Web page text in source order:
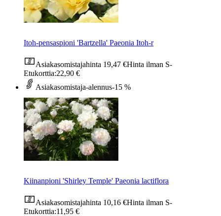
Itoh-pensaspioni 'Bartzella' Paeonia Itoh-r
Asiakasomistajahinta 19,47 €Hinta ilman S-
Etukorttia:22,90 €
Asiakasomistaja-alennus-15 %
Kiinanpioni 'Shirley Temple' Paeonia lactiflora
Asiakasomistajahinta 10,16 €Hinta ilman S-
Etukorttia:11,95 €